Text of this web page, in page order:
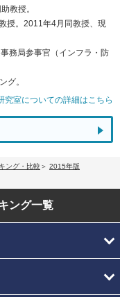
教授。
授。2011年4月同教授、現
務局参事官（インフラ・防
グ。
室についての詳細はこちら
ング・比較
2015年版
ング一覧